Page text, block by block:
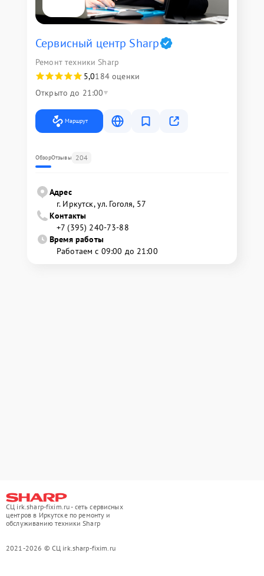
Сервисный центр Sharp
Ремонт техники Sharp
5,0184 оценки
Открыто до 21:00
Маршрут
ОбзорОтзывы 204
Адрес
г. Иркутск, ул. ​Гоголя, 57
Контакты
+7 (395) 240-73-88
Время работы
Работаем с 09:00 до 21:00
СЦ irk.sharp-fixim.ru - сеть сервисных
центров в Иркутске по ремонту и
обслуживанию техники Sharp
2021-2026 © СЦ irk.sharp-fixim.ru